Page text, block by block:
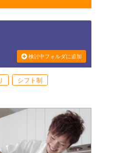
検討中フォルダに追加
シフト制